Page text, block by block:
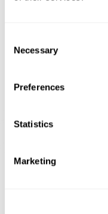
Selection
Necessary
Preferences
Statistics
Marketing
queste abilità può
Proiezione grafica
Cosa